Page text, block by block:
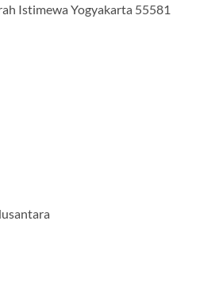
Istimewa Yogyakarta 55581